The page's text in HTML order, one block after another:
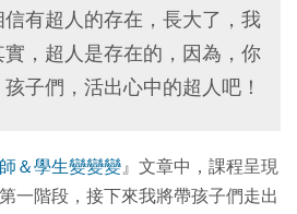
有超人的存在，長大了，我
，超人是存在的，因為，你
子們，活出心中的超人吧！
＆學生變變變』文章中，課程呈現
一階段，接下來我將帶孩子們走出